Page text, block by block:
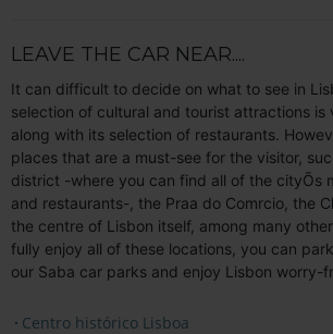
LEAVE THE CAR NEAR....
It can difficult to decide on what to see in
selection of cultural and tourist attractions is
along with its selection of restaurants.
places that are a must-see for the visitor,
district -where you can find all of the cityÕs
and restaurants-, the Praa do Comrcio, the
the centre of Lisbon itself, among many
fully enjoy all of these locations, you can
our Saba car parks and enjoy Lisbon worry-
Centro histórico Lisboa